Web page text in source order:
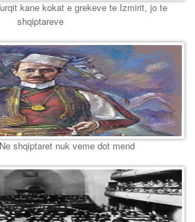
kane kokat e grekeve te Izmirit, jo te
shqiptareve
shqiptaret nuk veme dot mend